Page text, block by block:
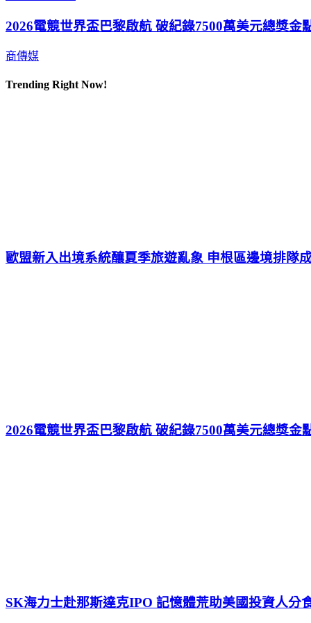
2026電競世界盃巴黎啟航 破紀錄7500萬美元總獎金
商傳媒
Trending Right Now!
歐盟新入出境系統釀夏季旅遊亂象 申根區邊境排隊
2026電競世界盃巴黎啟航 破紀錄7500萬美元總獎金
SK海力士赴那斯達克IPO 記憶體荒助美國投資人分